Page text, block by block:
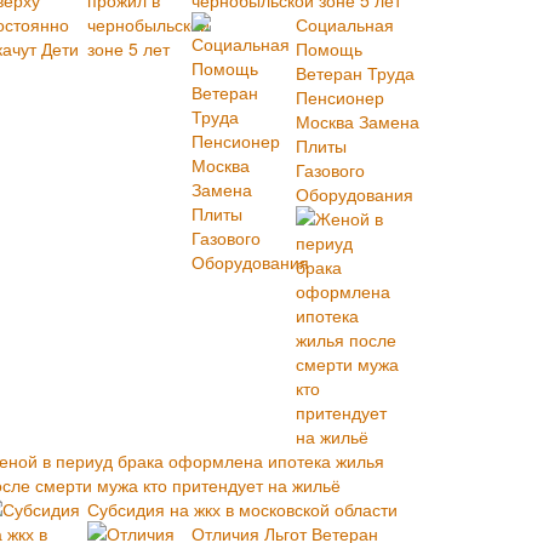
Социальная
Помощь
Ветеран Труда
Пенсионер
Москва Замена
Плиты
Газового
Оборудования
в периуд брака оформлена ипотека жилья
смерти мужа кто притендует на жильё
Субсидия на жкх в московской области
Отличия Льгот Ветеран